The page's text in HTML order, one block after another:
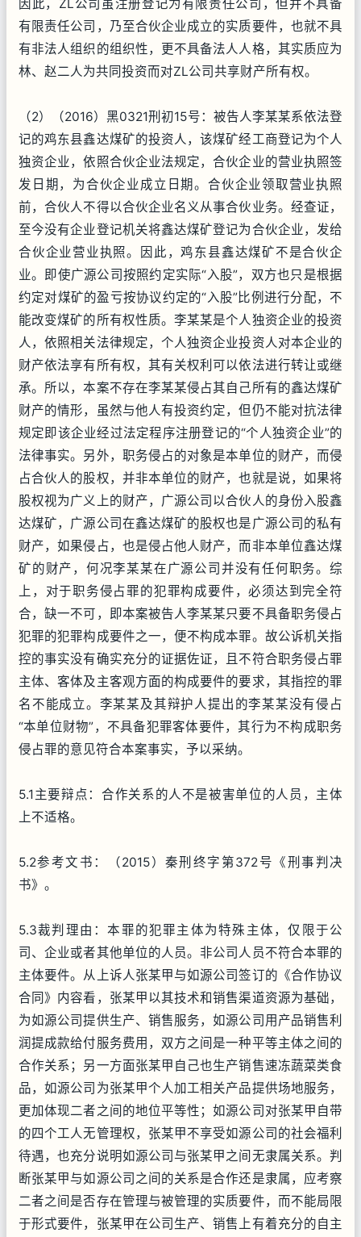
因此，ZL公司虽注册登记为有限责任公司，但并不具备
有限责任公司，乃至合伙企业成立的实质要件，也就不具
有非法人组织的组织性，更不具备法人人格，其实质应为
林、赵二人为共同投资而对ZL公司共享财产所有权。
（2）（2016）黑0321刑初15号：被告人李某某系依法登
记的鸡东县鑫达煤矿的投资人，该煤矿经工商登记为个人
独资企业，依照合伙企业法规定，合伙企业的营业执照签
发日期，为合伙企业成立日期。合伙企业领取营业执照
前，合伙人不得以合伙企业名义从事合伙业务。经查证，
至今没有企业登记机关将鑫达煤矿登记为合伙企业，发给
合伙企业营业执照。因此，鸡东县鑫达煤矿不是合伙企
业。即使广源公司按照约定实际“入股”，双方也只是根据
约定对煤矿的盈亏按协议约定的“入股”比例进行分配，不
能改变煤矿的所有权性质。李某某是个人独资企业的投资
人，依照相关法律规定，个人独资企业投资人对本企业的
财产依法享有所有权，其有关权利可以依法进行转让或继
承。所以，本案不存在李某某侵占其自己所有的鑫达煤矿
财产的情形，虽然与他人有投资约定，但仍不能对抗法律
规定即该企业经过法定程序注册登记的“个人独资企业”的
法律事实。另外，职务侵占的对象是本单位的财产，而侵
占合伙人的股权，并非本单位的财产，也就是说，如果将
股权视为广义上的财产，广源公司以合伙人的身份入股鑫
达煤矿，广源公司在鑫达煤矿的股权也是广源公司的私有
财产，如果侵占，也是侵占他人财产，而非本单位鑫达煤
矿的财产，何况李某某在广源公司并没有任何职务。综
上，对于职务侵占罪的犯罪构成要件，必须达到完全符
合，缺一不可，即本案被告人李某某只要不具备职务侵占
犯罪的犯罪构成要件之一，便不构成本罪。故公诉机关指
控的事实没有确实充分的证据佐证，且不符合职务侵占罪
主体、客体及主客观方面的构成要件的要求，其指控的罪
名不能成立。李某某及其辩护人提出的李某某没有侵占
“本单位财物”，不具备犯罪客体要件，其行为不构成职务
侵占罪的意见符合本案事实，予以采纳。
5.1主要辩点：合作关系的人不是被害单位的人员，主体
上不适格。
5.2参考文书：（2015）秦刑终字第372号《刑事判决
书》。
5.3裁判理由：本罪的犯罪主体为特殊主体，仅限于公
司、企业或者其他单位的人员。非公司人员不符合本罪的
主体要件。从上诉人张某甲与如源公司签订的《合作协议
合同》内容看，张某甲以其技术和销售渠道资源为基础，
为如源公司提供生产、销售服务，如源公司用产品销售利
润提成款给付服务费用，双方之间是一种平等主体之间的
合作关系；另一方面张某甲自己也生产销售速冻蔬菜类食
品，如源公司为张某甲个人加工相关产品提供场地服务，
更加体现二者之间的地位平等性；如源公司对张某甲自带
的四个工人无管理权，张某甲不享受如源公司的社会福利
待遇，也充分说明如源公司与张某甲之间无隶属关系。判
断张某甲与如源公司之间的关系是合作还是隶属，应考察
二者之间是否存在管理与被管理的实质要件，而不能局限
于形式要件，张某甲在公司生产、销售上有着充分的自主